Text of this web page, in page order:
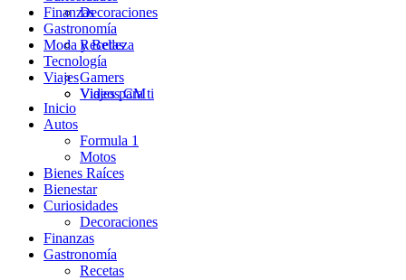
Decoraciones
Finanzas
Gastronomía
Recetas
Moda y Belleza
Tecnología
Gamers
Videos CM
Viajes
Viajes para ti
Inicio
Autos
Formula 1
Motos
Bienes Raíces
Bienestar
Curiosidades
Decoraciones
Finanzas
Gastronomía
Recetas